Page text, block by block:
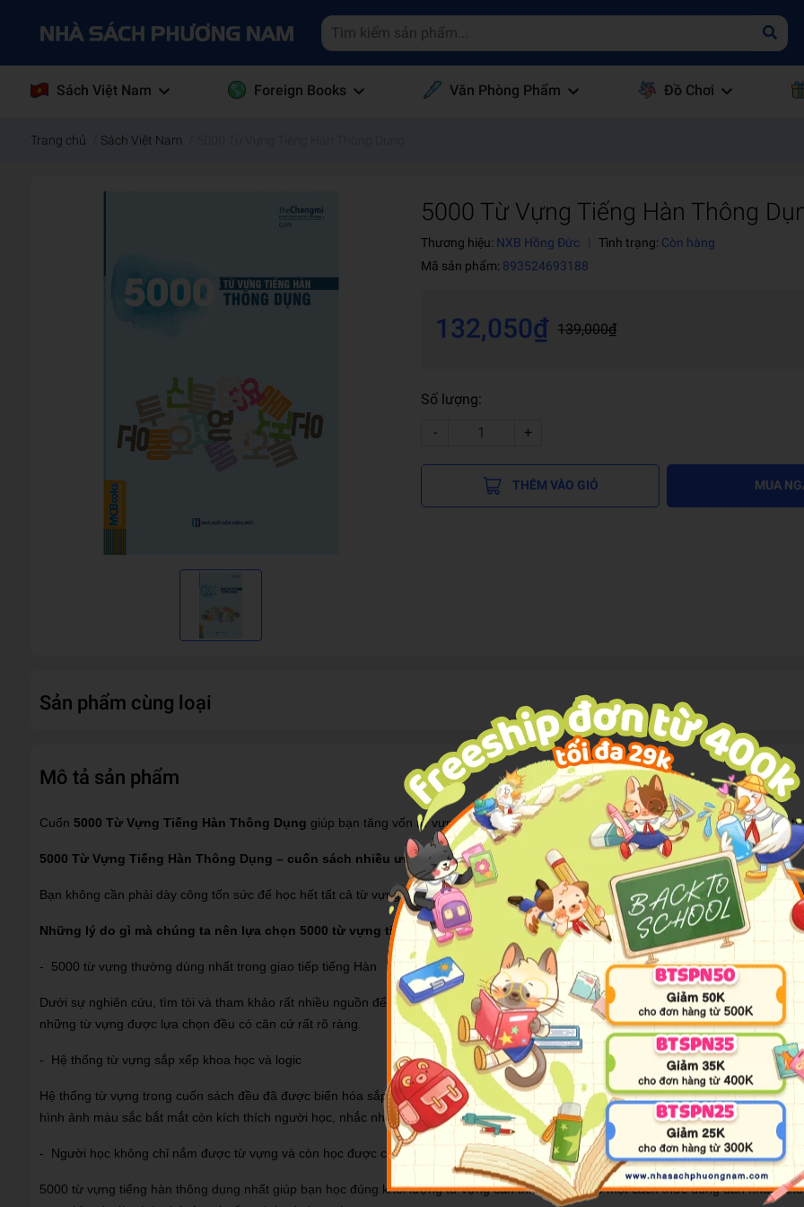
Sách Việt Nam Foreign Books Văn Phòng Phẩm Đồ Chơi
Trang chủ Sách Việt Nam
5000 Từ Vựng Tiếng Hàn Thông
Thương hiệu: NXB Hồng Đức Tình trạng: Còn hàng
Mã sản phẩm: 893524693188
132,050₫ 139,000₫
Số lượng:
-
+
THÊM VÀO GIỎ MUA
Sản phẩm cùng loại
Mô tả sản phẩm
Cuốn 5000 Từ Vựng Tiếng Hàn Thông Dụng giúp bạn tăng vốn từ vựng hàng ngày tự nhiên như hơi thở khi có thể đem nó đi đâu
5000 Từ Vựng Tiếng Hàn Thông Dụng – cuốn sách nhiều ưu việt
Bạn không cần phải dày công tốn sức để học hết tất cả từ vựng tiếng hàn mà vẫn có thể sử dụng tiếng hàn thành thạo. Chỉ với 5000
Những lý do gì mà chúng ta nên lựa chọn 5000 từ vựng tiếng Hàn thông dụng?
- 5000 từ vựng thường dùng nhất trong giao tiếp tiếng Hàn
Dưới sự nghiên cứu, tìm tòi và tham khảo rất nhiều nguồn để có thể hệ thống cho bạn đọc được 5000 từ vựng thường sử dụng trong
những từ vựng được lựa chọn đều có căn cứ rất rõ ràng.
- Hệ thống từ vựng sắp xếp khoa học và logic
Hệ thống từ vựng trong cuốn sách đều đã được biến hóa sắp xếp theo alphabet, nội dung hợp lý, trình bày logic. Dễ tìm, dễ nhớ, dễ
hình ảnh màu sắc bắt mắt còn kích thích người học, nhắc nhở bạn chủ động học tìm tòi ngay khi cầm trên tay cuốn sách.
- Người học không chỉ nắm được từ vựng và còn học được cách phát âm chuẩn
5000 từ vựng tiếng hàn thông dụng nhất giúp bạn học đúng khối lượng từ vựng cần thiết nhất, theo một cách thức đúng đắn nhất.